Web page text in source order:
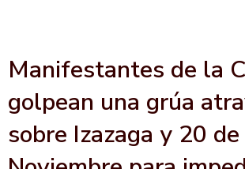
Manifestantes de la
golpean una grúa
sobre Izazaga y 20 de